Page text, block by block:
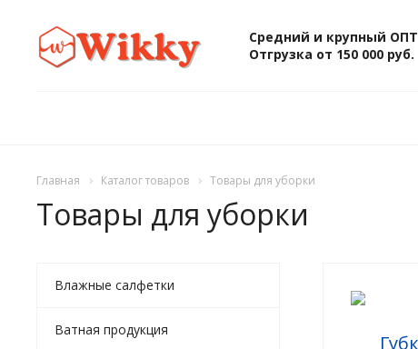
Средний и крупный ОПТ
Отгрузка от 150 000 руб.
Главная Каталог товаров Товары для уборки
Товары для уборки
Влажные салфетки
Ватная продукция